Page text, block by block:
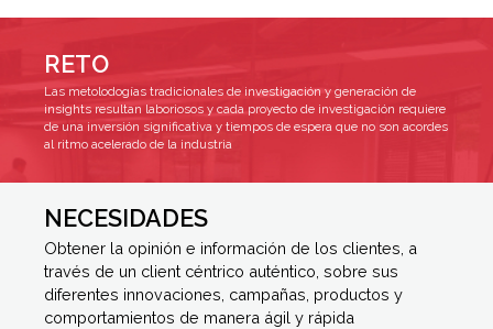
RETO
Las metolodogías tradicionales de investigación y generación de
insights resultan laboriosos y cada proyecto de investigación requiere
de una inversión significativa y tiempos de espera que no son acordes
al ritmo acelerado de la industria
NECESIDADES
Obtener la opinión e información de los clientes, a
través de un client céntrico auténtico, sobre sus
diferentes innovaciones, campañas, productos y
comportamientos de manera ágil y rápida